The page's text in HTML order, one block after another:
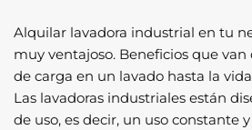
Alquilar lavadora industrial en tu
muy ventajoso. Beneficios que van
de carga en un lavado hasta la
Las lavadoras industriales están
de uso, es decir, un uso constante